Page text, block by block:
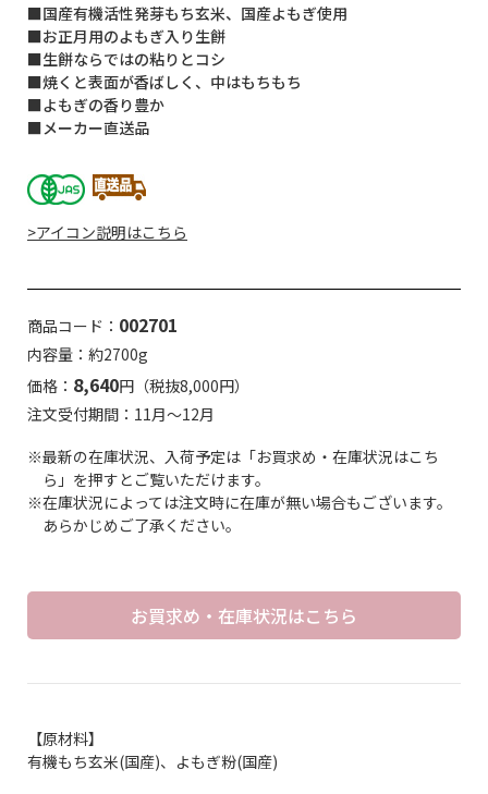
■国産有機活性発芽もち玄米、国産よもぎ使用
■お正月用のよもぎ入り生餅
■生餅ならではの粘りとコシ
■焼くと表面が香ばしく、中はもちもち
■よもぎの香り豊か
■メーカー直送品
>アイコン説明はこちら
商品コード： 002701
内容量：約2700g
価格： 8,640円（税抜8,000円）
注文受付期間：11月～12月
※最新の在庫状況、入荷予定は「お買求め・在庫状況はこち
ら」を押すとご覧いただけます。
※在庫状況によっては注文時に在庫が無い場合もございます。
あらかじめご了承ください。
お買求め・在庫状況はこちら
【原材料】
有機もち玄米(国産)、よもぎ粉(国産)